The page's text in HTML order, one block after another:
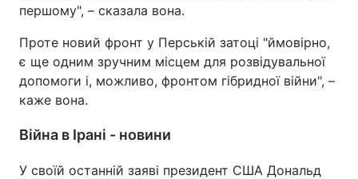
першому", – сказала вона.
Проте новий фронт у Перській затоці "ймовірно,
є ще одним зручним місцем для розвідувальної
допомоги і, можливо, фронтом гібридної війни", –
каже вона.
Війна в Ірані - новини
У своїй останній заяві президент США Дональд